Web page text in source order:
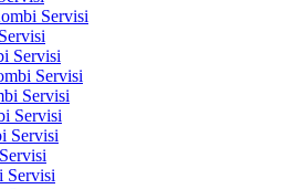
Servisi
Servisi
Servisi
Servisi
Servisi
Servisi
Servisi